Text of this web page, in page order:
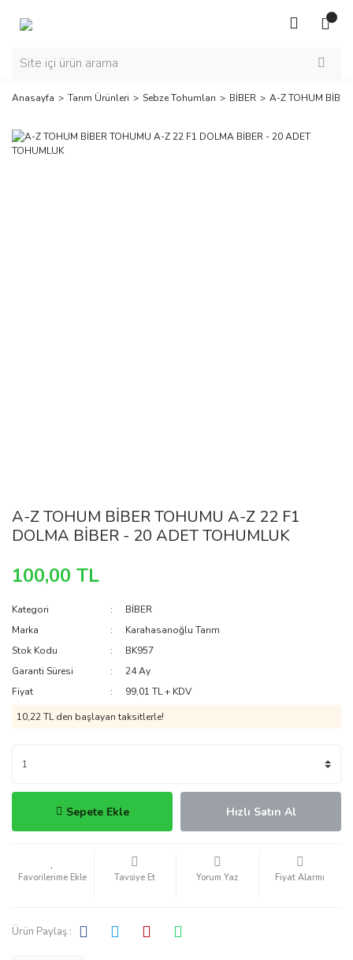
Anasayfa Tarım Ürünleri Sebze Tohumları BİBER A-Z TOHUM
A-Z TOHUM BİBER TOHUMU A-Z 22 F1
DOLMA BİBER - 20 ADET TOHUMLUK
100,00 TL
Kategori
BİBER
Marka
Karahasanoğlu Tarım
Stok Kodu
BK957
Garanti Süresi
24 Ay
Fiyat
99,01 TL + KDV
10,22 TL den başlayan taksitlerle!
Sepete Ekle Hızlı Satın Al
Tavsiye Et Yorum Yaz Fiyat Alarmı
Ürün Paylaş :